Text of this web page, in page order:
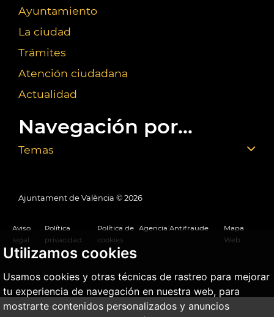
Utilizamos cookies
Usamos cookies y otras técnicas de rastreo para mejorar
tu experiencia de navegación en nuestra web, para
mostrarte contenidos personalizados y anuncios
Ayuntamiento
La ciudad
Trámites
Atención ciudadana
Actualidad
Navegación por...
Temas
Ajuntament de València © 2026
Aviso
legal
Política
privacidad
Política de
cookies
Agencia Antifraude
Mapa
Web